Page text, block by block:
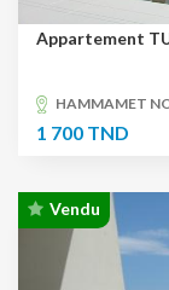
Appartement
HAMMAMET
1 700 TND
Vendu